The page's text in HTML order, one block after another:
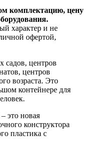
комплектацию, цену
характер и не
офертой,
садов, центров
центров
возраста. Это
контейнере для
– это новая
конструктора
пластика с